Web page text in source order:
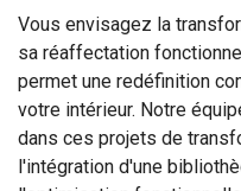
Vous envisagez la
sa réaffectation
permet une redéfinition
votre intérieur. Notre
dans ces projets de
l'intégration d'une